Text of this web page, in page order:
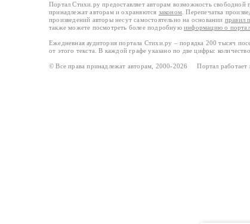
Портал Стихи.ру предоставляет авторам возможность
принадлежат авторам и охраняются законом . Перепечатка
произведений авторы несут самостоятельно на основании правил
также можете посмотреть более подробную информацию о
Ежедневная аудитория портала Стихи.ру – порядка 200 тысяч
от этого текста. В каждой графе указано по две цифры:
© Все права принадлежат авторам, 2000-2026 Портал работает